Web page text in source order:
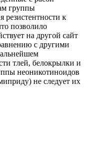
группы
резистентности к
позволило
на другой сайт
с другими
тлей, белокрылки и
неоникотиноидов
не следует их